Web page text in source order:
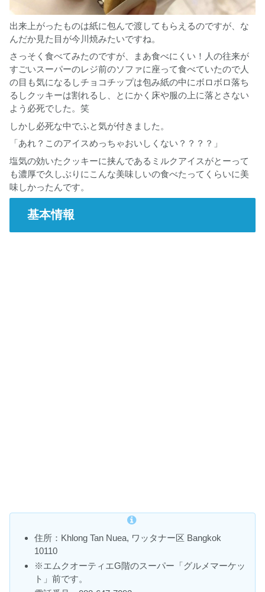
出来上がったものは紙に包んで渡してもらえるのですが、な
んだか見た目が今川焼みたいですね。
さっそく食べてみたのですが、まあ食べにくい！人の往来が
すごいスーパーのレジ前のソファに座って食べていたので人
の目も気になるしチョコチップは包み紙の中にボロボロ落ち
るしクッキーは割れるし、とにかく床や服の上に落とさない
よう必死でした。笑
しかし必死な中でふと気が付きました。
「あれ？このアイスめっちゃおいしくない？？？？」
塩気の効いたクッキーに挟んであるミルクアイスがとーって
も濃厚で久しぶりにこんな美味しいの食べたってくらいに美
味しかったんです。
基本情報
住所：Khlong Tan Nuea, ワッタナー区 Bangkok
10110
※エムクオーティエG階のスーパー「グルメマーケッ
ト」前です。